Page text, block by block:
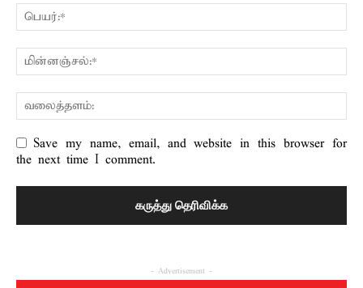
Save my name, email, and website in this browser for
the next time I comment.
- Advertisement -